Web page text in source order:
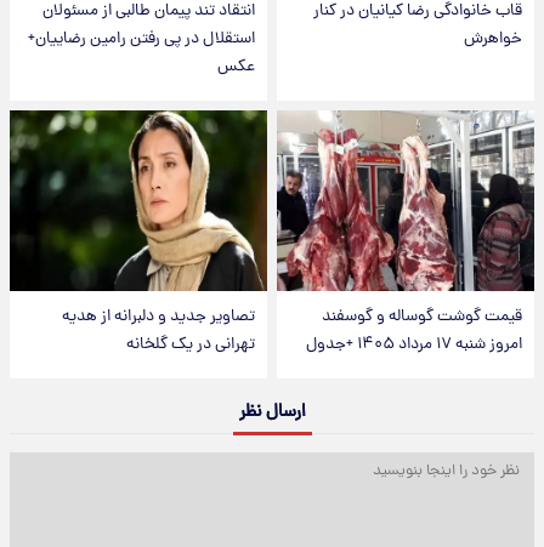
قاب خانوادگی رضا کیانیان در کنار
خواهرش
انتقاد تند پیمان طالبی از مسئولان
استقلال در پی رفتن رامین رضاییان+
عکس
قیمت گوشت گوساله و گوسفند
امروز شنبه ۱۷ مرداد ۱۴۰۵ +جدول
تصاویر جدید و دلبرانه از هدیه
تهرانی در یک گلخانه
ارسال نظر